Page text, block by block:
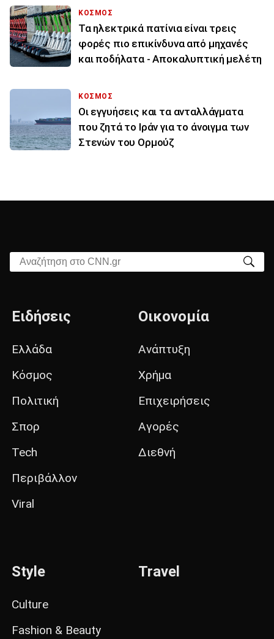
ΚΟΣΜΟΣ
Τα ηλεκτρικά πατίνια είναι τρεις
φορές πιο επικίνδυνα από μηχανές
και ποδήλατα - Αποκαλυπτική μελέτη
ΚΟΣΜΟΣ
Οι εγγυήσεις και τα ανταλλάγματα
που ζητά το Ιράν για το άνοιγμα των
Στενών του Ορμούζ
Αναζήτηση στο CNN.gr
Ειδήσεις
Ελλάδα
Κόσμος
Πολιτική
Σπορ
Tech
Περιβάλλον
Viral
Οικονομία
Ανάπτυξη
Χρήμα
Επιχειρήσεις
Αγορές
Διεθνή
Style
Culture
Fashion & Beauty
Travel